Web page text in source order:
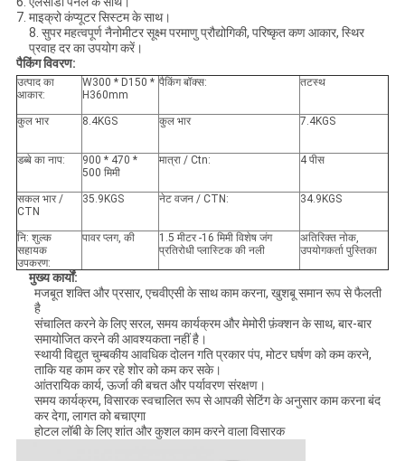
7. माइक्रो कंप्यूटर सिस्टम के साथ।
8. सुपर महत्वपूर्ण नैनोमीटर सूक्ष्म परमाणु प्रौद्योगिकी, परिष्कृत कण आकार, स्थिर
प्रवाह दर का उपयोग करें।
पैकिंग विवरण:
उत्पाद का
आकार:
W300 * D150 *
H360mm
पैकिंग बॉक्स: तटस्थ
कुल भार 8.4KGS कुल भार 7.4KGS
डब्बे का नाप:
900 * 470 *
500 मिमी
मात्रा / Ctn: 4 पीस
सकल भार /
CTN
35.9KGS नेट वजन / CTN: 34.9KGS
नि: शुल्क
सहायक
उपकरण:
पावर प्लग, की
1.5 मीटर -16 मिमी विशेष जंग
प्रतिरोधी प्लास्टिक की नली
अतिरिक्त नोक,
उपयोगकर्ता पुस्तिका
मुख्य कार्यों:
मजबूत शक्ति और प्रसार, एचवीएसी के साथ काम करना, खुशबू समान रूप से फैलती
है
संचालित करने के लिए सरल, समय कार्यक्रम और मेमोरी फ़ंक्शन के साथ, बार-बार
समायोजित करने की आवश्यकता नहीं है।
स्थायी विद्युत चुम्बकीय आवधिक दोलन गति प्रकार पंप, मोटर घर्षण को कम करने,
ताकि यह काम कर रहे शोर को कम कर सके।
आंतरायिक कार्य, ऊर्जा की बचत और पर्यावरण संरक्षण।
समय कार्यक्रम, विसारक स्वचालित रूप से आपकी सेटिंग के अनुसार काम करना बंद
कर देगा, लागत को बचाएगा
होटल लॉबी के लिए शांत और कुशल काम करने वाला विसारक